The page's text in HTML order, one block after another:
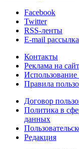
Facebook
Twitter
RSS-ленты
E-mail рассылка
Контакты
Реклама на
Использование
Правила
Договор
Политика в
данных
Редакция